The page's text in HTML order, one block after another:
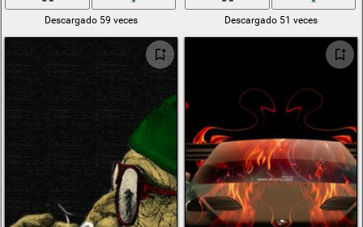
Descargado 59 veces Descargado 51 veces